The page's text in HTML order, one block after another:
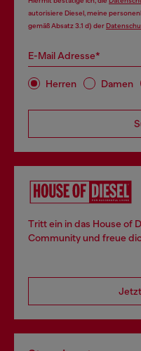
autorisiere Diesel, meine
gemäß Absatz 3.1 d) der
E-Mail Adresse*
Herren Damen
Tritt ein in das House of
Community und freue